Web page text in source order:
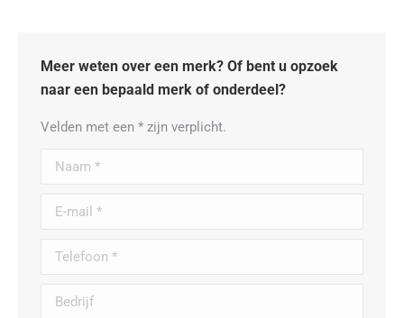
Meer weten over een merk? Of bent u opzoek
naar een bepaald merk of onderdeel?
Velden met een * zijn verplicht.
Naam *
E-mail *
Telefoon *
Bedrijf